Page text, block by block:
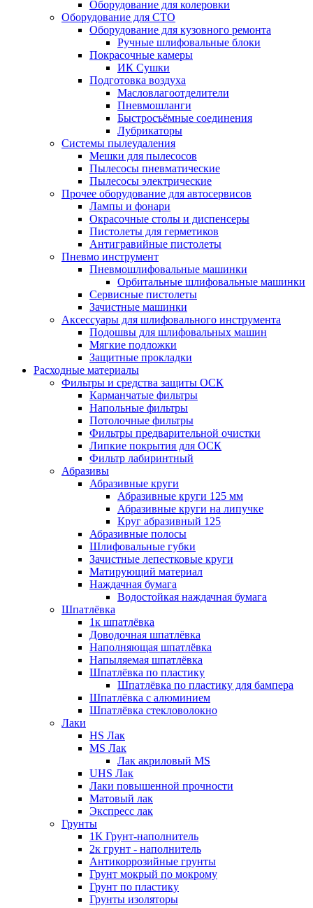
Оборудование для колеровки
Оборудование для СТО
Оборудование для кузовного ремонта
Ручные шлифовальные блоки
Покрасочные камеры
ИК Сушки
Подготовка воздуха
Масловлагоотделители
Пневмошланги
Быстросъёмные соединения
Лубрикаторы
Системы пылеудаления
Мешки для пылесосов
Пылесосы пневматические
Пылесосы электрические
Прочее оборудование для автосервисов
Лампы и фонари
Окрасочные столы и диспенсеры
Пистолеты для герметиков
Антигравийные пистолеты
Пневмо инструмент
Пневмошлифовальные машинки
Орбитальные шлифовальные машинки
Сервисные пистолеты
Зачистные машинки
Аксессуары для шлифовального инструмента
Подошвы для шлифовальных машин
Мягкие подложки
Защитные прокладки
Расходные материалы
Фильтры и средства защиты ОСК
Карманчатые фильтры
Напольные фильтры
Потолочные фильтры
Фильтры предварительной очистки
Липкие покрытия для ОСК
Фильтр лабиринтный
Абразивы
Абразивные круги
Абразивные круги 125 мм
Абразивные круги на липучке
Круг абразивный 125
Абразивные полосы
Шлифовальные губки
Зачистные лепестковые круги
Матирующий материал
Наждачная бумага
Водостойкая наждачная бумага
Шпатлёвка
1к шпатлёвка
Доводочная шпатлёвка
Наполняющая шпатлёвка
Напыляемая шпатлёвка
Шпатлёвка по пластику
Шпатлёвка по пластику для бампера
Шпатлёвка с алюминием
Шпатлёвка стекловолокно
Лаки
HS Лак
MS Лак
Лак акриловый MS
UHS Лак
Лаки повышенной прочности
Матовый лак
Экспресс лак
Грунты
1К Грунт-наполнитель
2к грунт - наполнитель
Антикоррозийные грунты
Грунт мокрый по мокрому
Грунт по пластику
Грунты изоляторы